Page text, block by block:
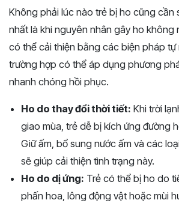
Không phải lúc nào trẻ bị ho cũng cần
nhất là khi nguyên nhân gây ho không
có thể cải thiện bằng các biện pháp tự
trường hợp có thể áp dụng phương
nhanh chóng hồi phục.
Ho do thay đổi thời tiết: Khi trời
giao mùa, trẻ dễ bị kích ứng đường
Giữ ấm, bổ sung nước ấm và các
sẽ giúp cải thiện tình trạng này.
Ho do dị ứng: Trẻ có thể bị ho do
phấn hoa, lông động vật hoặc mùi